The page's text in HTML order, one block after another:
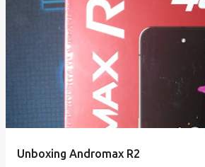
Unboxing Andromax R2